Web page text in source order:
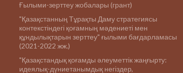
Ғылыми-зерттеу жобалары (грант)
"Қазақстанның Тұрақты Даму стратегиясы
контекстіндегі қоғамның мәдениеті мен
құндылықтарын зерттеу" ғылыми бағдарламасы
(2021-2022 жж.)
"Қазақстандық қоғамды әлеуметтік жаңғырту:
идеялық-дүниетанымдық негіздер,